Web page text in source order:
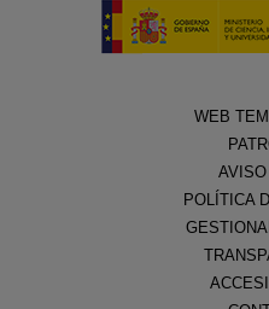
WEB
AVISO
POLÍTICA